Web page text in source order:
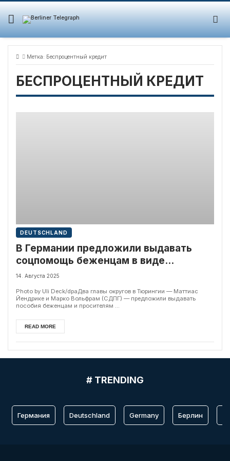
Skip
content
Метка: Беспроцентный кредит
БЕСПРОЦЕНТНЫЙ КРЕДИТ
DEUTSCHLAND
В Германии предложили выдавать
соцпомощь беженцам в виде
беспроцентного кредита
14. Августа 2025
Photo by Uli Deck/dpaДва главы округов в Тюрингии — Маттиас
Йендрике и Марко Вольфрам (СДПГ) — предложили выдавать
пособия беженцам и просителям ...
READ MORE
# TRENDING
Германия Deutschland Germany Берлин